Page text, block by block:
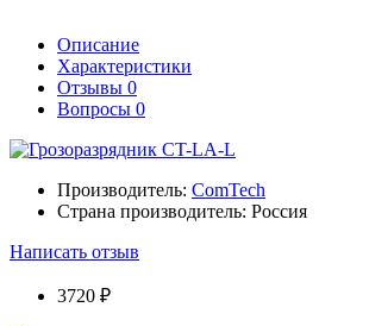
Описание
Характеристики
Отзывы 0
Вопросы 0
Производитель: ComTech
Страна производитель: Россия
Написать отзыв
3720 ₽